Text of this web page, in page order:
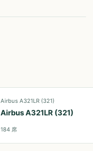
Airbus A321LR (321)
Airbus A321LR (321)
184 席